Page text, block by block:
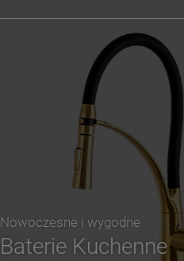
Nowoczesne i wygodne
Baterie Kuchenne